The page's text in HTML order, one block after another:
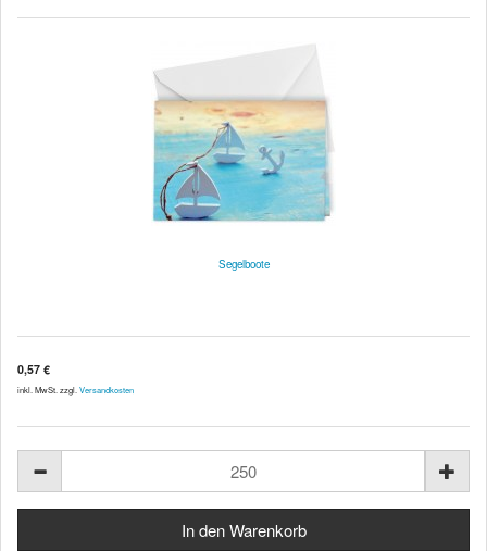
Segelboote
0,57 €
inkl. MwSt. zzgl. Versandkosten